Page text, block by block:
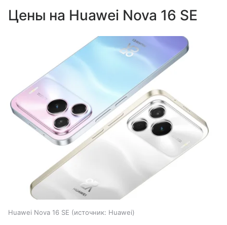
Цены на Huawei Nova 16 SE
Huawei Nova 16 SE источник: Huawei